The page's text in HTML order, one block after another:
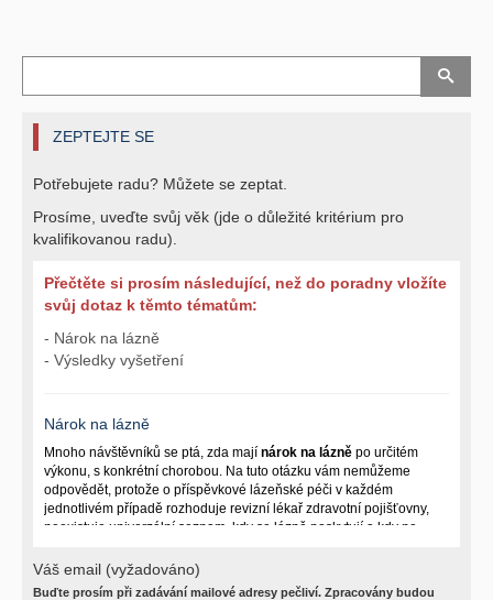
ZEPTEJTE SE
Potřebujete radu? Můžete se zeptat.
Prosíme, uveďte svůj věk (jde o důležité kritérium pro
kvalifikovanou radu).
Přečtěte si prosím následující, než do poradny vložíte
svůj dotaz k těmto tématům:
- Nárok na lázně
- Výsledky vyšetření
Nárok na lázně
Mnoho návštěvníků se ptá, zda mají nárok na lázně po určitém
výkonu, s konkrétní chorobou. Na tuto otázku vám nemůžeme
odpovědět, protože o příspěvkové lázeňské péči v každém
jednotlivém případě rozhoduje revizní lékař zdravotní pojišťovny,
neexistuje univerzální seznam, kdy se lázně poskytují a kdy ne.
postižení pacienta a dalších zdravotních okolnostech.
Požádejte svého ošetřujícího lékaře o návrh, který pak posoudí
Váš email (vyžadováno)
Buďte prosím při zadávání mailové adresy pečliví. Zpracovány budou